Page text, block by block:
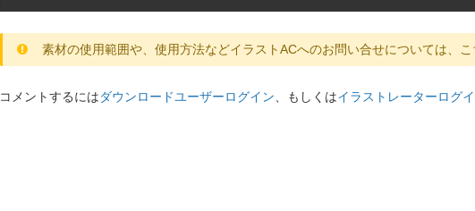
素材の使用範囲や、使用方法などイラストACへのお問い合せについては、
コメントするにはダウンロードユーザーログイン 、もしくはイラストレーターログ